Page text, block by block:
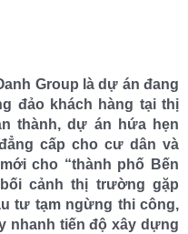
Group là dự án đang
đảo khách hàng tại thị
thành, dự án hứa hẹn
cấp cho cư dân và
cho “thành phố Bến
cảnh thị trường gặp
tư tạm ngừng thi công,
nhanh tiến độxây dựng